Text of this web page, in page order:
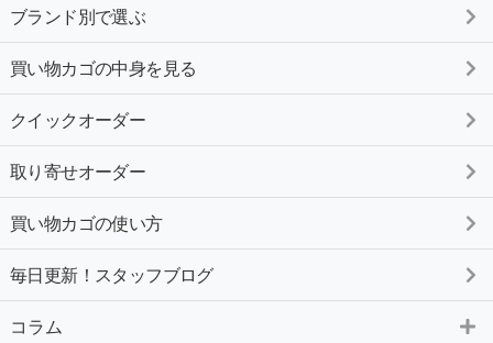
ブランド別で選ぶ
買い物カゴの中身を見る
クイックオーダー
取り寄せオーダー
買い物カゴの使い方
毎日更新！スタッフブログ
コラム